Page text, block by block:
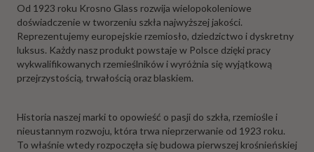
Od 1923 roku Krosno Glass rozwija wielopokoleniowe
doświadczenie w tworzeniu szkła najwyższej jakości.
Reprezentujemy europejskie rzemiosło, dziedzictwo i dyskretny
luksus. Każdy nasz produkt powstaje w Polsce dzięki pracy
wykwalifikowanych rzemieślników i wyróżnia się wyjątkową
przejrzystością, trwałością oraz blaskiem.
Historia naszej marki to opowieść o pasji do szkła, rzemiośle i
nieustannym rozwoju, która trwa nieprzerwanie od 1923 roku.
To właśnie wtedy rozpoczęła się budowa pierwszej krośnieńskiej